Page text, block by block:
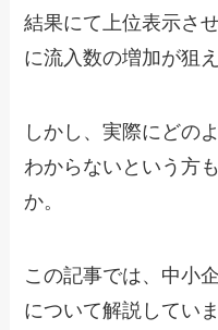
結果にて上位表示さ
に流入数の増加が狙え
しかし、実際にどの
わからないという方
か。
この記事では、中小
について解説してい